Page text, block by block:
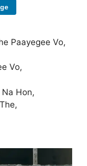
Paayegee Vo,
Vo,
Hon,